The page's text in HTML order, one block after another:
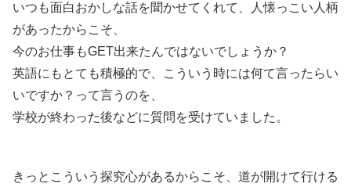
いつも面白おかしな話を聞かせてくれて、人懐っこい人柄
があったからこそ、
今のお仕事もGET出来たんではないでしょうか？
英語にもとても積極的で、こういう時には何て言ったらい
いですか？って言うのを、
学校が終わった後などに質問を受けていました。
きっとこういう探究心があるからこそ、道が開けて行ける